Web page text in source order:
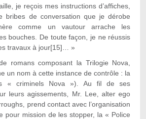
je reçois mes instructions d’affiches,
bribes de conversation que je dérobe
comme un vautour arrache les
bouches. De toute façon, je ne réussis
travaux à jour[15]… »
romans composant la Trilogie Nova,
un nom à cette instance de contrôle : la
« criminels Nova »). Au fil de ses
leurs agissements, Mr. Lee, alter ego
prend contact avec l’organisation
pour mission de les stopper, la « Police